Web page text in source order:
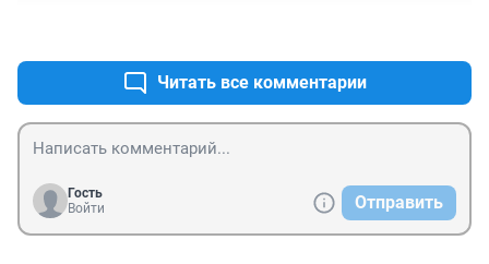
Читать все комментарии
Гость
Войти
Отправить